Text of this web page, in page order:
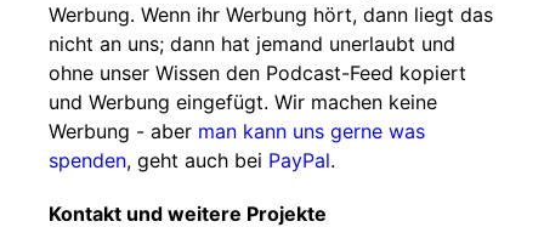
Werbung. Wenn ihr Werbung hört, dann liegt das
nicht an uns; dann hat jemand unerlaubt und
ohne unser Wissen den Podcast-Feed kopiert
und Werbung eingefügt. Wir machen keine
Werbung - aber man kann uns gerne was
spenden, geht auch bei PayPal.
Kontakt und weitere Projekte